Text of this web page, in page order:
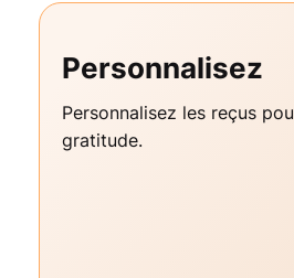
Personnalisez
Personnalisez les reçus
gratitude.